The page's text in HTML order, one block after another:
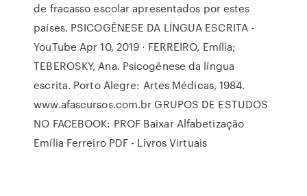
de fracasso escolar apresentados por estes
países. PSICOGÊNESE DA LÍNGUA ESCRITA -
YouTube Apr 10, 2019 · FERREIRO, Emília;
TEBEROSKY, Ana. Psicogênese da língua
escrita. Porto Alegre: Artes Médicas, 1984.
www.afascursos.com.br GRUPOS DE ESTUDOS
NO FACEBOOK: PROF Baixar Alfabetização
Emília Ferreiro PDF - Livros Virtuais